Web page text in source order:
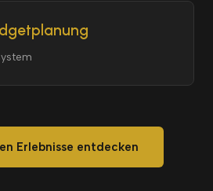
Erlebnisse entdecken